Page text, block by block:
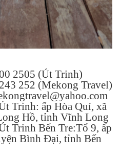
2505 (Út Trinh)
252 (Mekong Travel)
Trinh: ấp Hòa Quí, xã
Hồ, tỉnh Vĩnh Long
Trinh Bến Tre:Tổ 9, ấp
Bình Đại, tỉnh Bến